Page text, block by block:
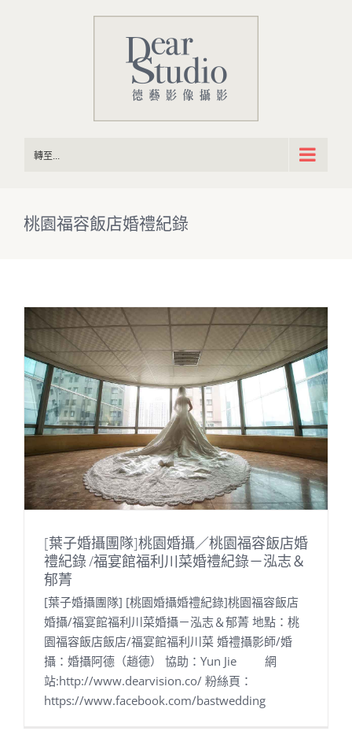
轉至...
桃園福容飯店婚禮紀錄
[葉子婚攝團隊]桃園婚攝／桃園福容飯店婚
禮紀錄 /福宴館福利川菜婚禮紀錄－泓志＆
郁菁
[葉子婚攝團隊] [桃園婚攝婚禮紀錄]桃園福容飯店
婚攝/福宴館福利川菜婚攝－泓志＆郁菁 地點：桃
園福容飯店飯店/福宴館福利川菜 婚禮攝影師/婚
攝：婚攝阿德（趙德） 協助：Yun Jie 網
站:http://www.dearvision.co/ 粉絲頁：
https://www.facebook.com/bastwedding